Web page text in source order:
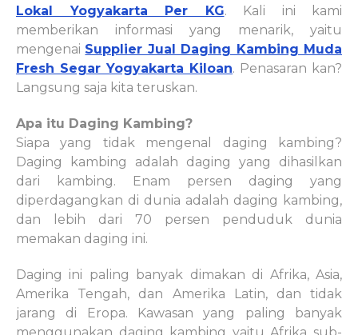
Lokal Yogyakarta Per KG. Kali ini kami
memberikan informasi yang menarik, yaitu
mengenai Supplier Jual Daging Kambing Muda
Fresh Segar Yogyakarta Kiloan. Penasaran kan?
Langsung saja kita teruskan.
Apa itu Daging Kambing?
Siapa yang tidak mengenal daging kambing?
Daging kambing adalah daging yang dihasilkan
dari kambing. Enam persen daging yang
diperdagangkan di dunia adalah daging kambing,
dan lebih dari 70 persen penduduk dunia
memakan daging ini.
Daging ini paling banyak dimakan di Afrika, Asia,
Amerika Tengah, dan Amerika Latin, dan tidak
jarang di Eropa. Kawasan yang paling banyak
menggunakan daging kambing yaitu Afrika sub-